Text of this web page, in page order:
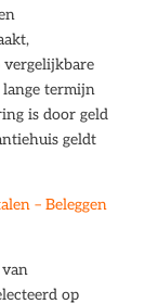
termijn
is door geld
geldt
– Beleggen
op